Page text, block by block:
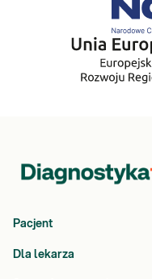
Pacjent
Dla lekarza